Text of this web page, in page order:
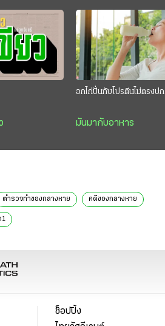
อกไก่ปั่นกับโปรตีนไม่ตรงปก
มันมากับอาหาร
ตำรวจทำของกลางหาย คดีของกลางหาย
1
ช็อปปิ้ง